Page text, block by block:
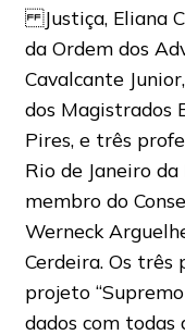
Justiça, Eliana
da Ordem dos
Cavalcante
dos Magistrados
Pires, e três
Rio de Janeiro da
membro do
Werneck
Cerdeira. Os três
projeto
dados com todas